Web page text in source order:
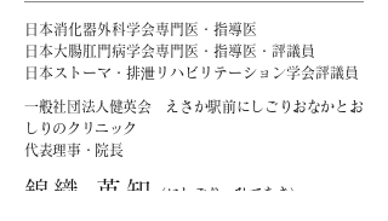
日本消化器外科学会専門医・指導医
日本大腸肛門病学会専門医・指導医・評議員
日本ストーマ・排泄リハビリテーション学会評議員
一般社団法人健英会 えさか駅前にしごりおなかとお
しりのクリニック
代表理事・院長
錦織 英 知 （ にしごり ひであき）